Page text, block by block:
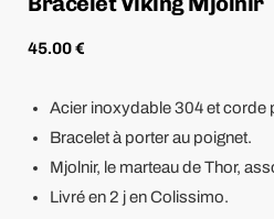
45.00€
Acier inoxydable 304 et corde
Bracelet à porter au poignet.
Mjolnir, le marteau de Thor,
Livré en 2 j en Colissimo.